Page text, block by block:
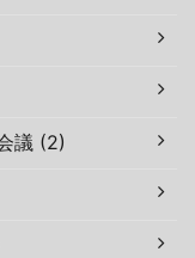
議 (2)